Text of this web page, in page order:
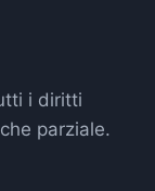
i diritti
parziale.